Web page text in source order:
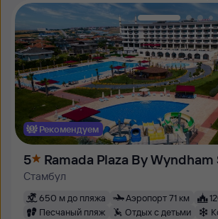
Рекомендуем
5 Ramada Plaza By
Стамбул
650 м до пляжа Аэропорт 71 км
Песчаный пляж
Отдых с детьми